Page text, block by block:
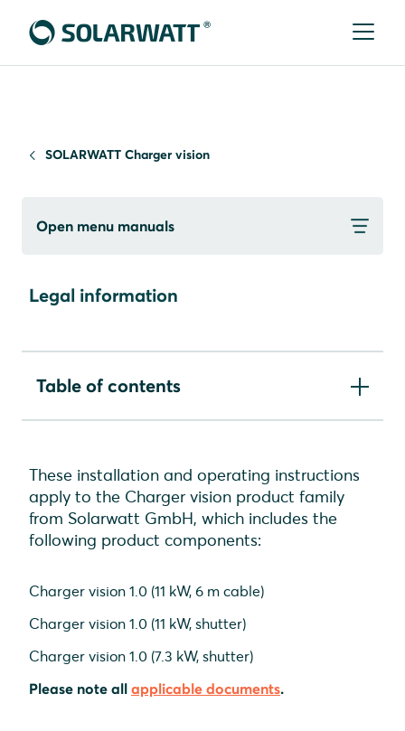
SOLARWATT Charger vision
Open menu manuals
Legal information
Table of contents
These installation and operating instructions
apply to the Charger vision product family
from Solarwatt GmbH, which includes the
following product components:
Charger vision 1.0 (11 kW, 6 m cable)
Charger vision 1.0 (11 kW, shutter)
Charger vision 1.0 (7.3 kW, shutter)
Please note all applicable documents.